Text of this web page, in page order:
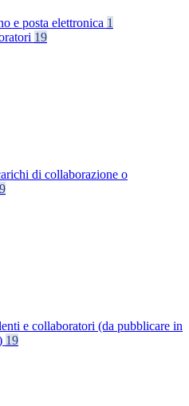
e posta elettronica 1
19
di collaborazione o
e collaboratori (da pubblicare in
19